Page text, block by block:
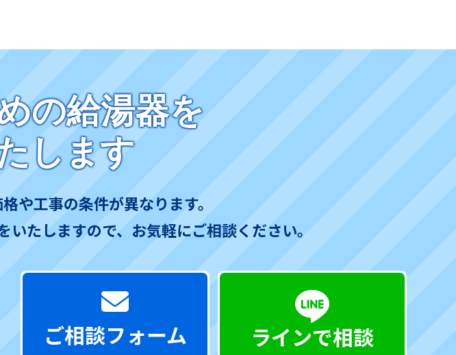
の給湯器を
します
や工事の条件が異なります。
たしますので、お気軽にご相談ください。
ご相談フォーム ラインで相談